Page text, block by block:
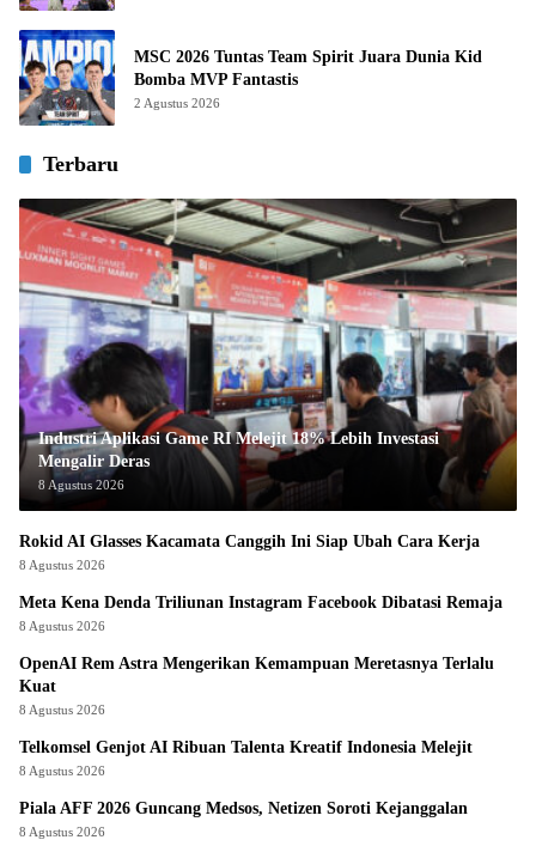
MSC 2026 Tuntas Team Spirit Juara Dunia Kid
Bomba MVP Fantastis
2 Agustus 2026
Terbaru
Industri Aplikasi Game RI Melejit 18% Lebih Investasi
Mengalir Deras
8 Agustus 2026
Rokid AI Glasses Kacamata Canggih Ini Siap Ubah Cara Kerja
8 Agustus 2026
Meta Kena Denda Triliunan Instagram Facebook Dibatasi Remaja
8 Agustus 2026
OpenAI Rem Astra Mengerikan Kemampuan Meretasnya Terlalu
Kuat
8 Agustus 2026
Telkomsel Genjot AI Ribuan Talenta Kreatif Indonesia Melejit
8 Agustus 2026
Piala AFF 2026 Guncang Medsos, Netizen Soroti Kejanggalan
8 Agustus 2026